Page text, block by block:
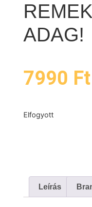
ADAG!
7990 Ft
Elfogyott
Leírás